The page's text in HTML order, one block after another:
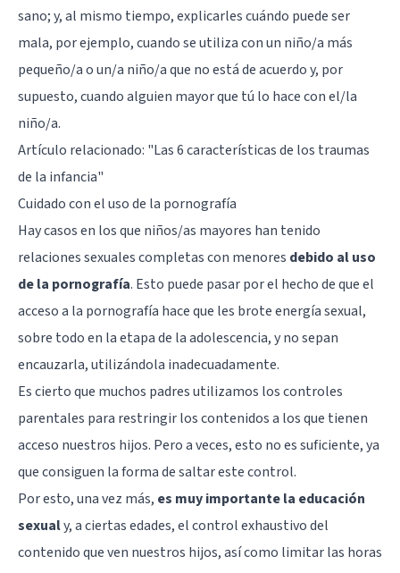
sano; y, al mismo tiempo, explicarles cuándo puede ser
mala, por ejemplo, cuando se utiliza con un niño/a más
pequeño/a o un/a niño/a que no está de acuerdo y, por
supuesto, cuando alguien mayor que tú lo hace con el/la
niño/a.
Artículo relacionado: "Las 6 características de los traumas
de la infancia"
Cuidado con el uso de la pornografía
Hay casos en los que niños/as mayores han tenido
relaciones sexuales completas con menores debido al uso
de la pornografía. Esto puede pasar por el hecho de que el
acceso a la pornografía hace que les brote energía sexual,
sobre todo en la etapa de la adolescencia, y no sepan
encauzarla, utilizándola inadecuadamente.
Es cierto que muchos padres utilizamos los controles
parentales para restringir los contenidos a los que tienen
acceso nuestros hijos. Pero a veces, esto no es suficiente, ya
que consiguen la forma de saltar este control.
Por esto, una vez más, es muy importante la educación
sexualy, a ciertas edades, el control exhaustivo del
contenido que ven nuestros hijos, así como limitar las horas